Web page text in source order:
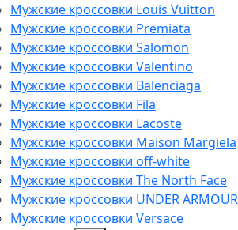
Мужские кроссовки Louis Vuitton
Мужские кроссовки Premiata
Мужские кроссовки Salomon
Мужские кроссовки Valentino
Мужские кроссовки Balenciaga
Мужские кроссовки Fila
Мужские кроссовки Lacoste
Мужские кроссовки Maison Margiela
Мужские кроссовки off-white
Мужские кроссовки The North Face
Мужские кроссовки UNDER ARMOUR
Мужские кроссовки Versace